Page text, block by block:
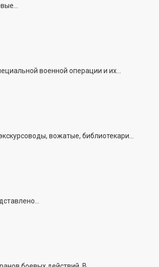
военной операции и их...
вожатые, библиотекари...